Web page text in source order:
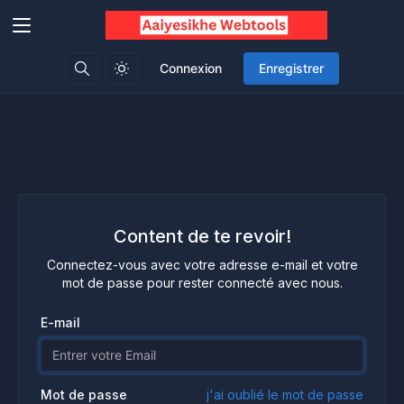
Connexion Enregistrer
Content de te revoir!
Connectez-vous avec votre adresse e-mail et votre
mot de passe pour rester connecté avec nous.
E-mail
Mot de passe j'ai oublié le mot de passe